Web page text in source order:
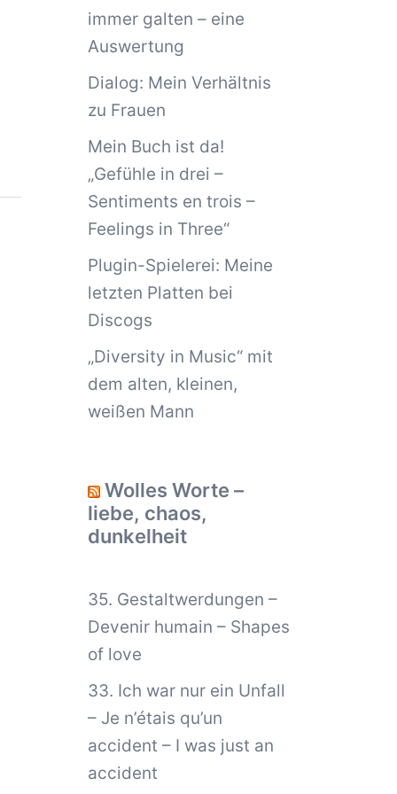
immer galten – eine
Auswertung
Dialog: Mein Verhältnis
zu Frauen
Mein Buch ist da!
„Gefühle in drei –
Sentiments en trois –
Feelings in Three“
Plugin-Spielerei: Meine
letzten Platten bei
Discogs
„Diversity in Music“ mit
dem alten, kleinen,
weißen Mann
Wolles Worte –
liebe, chaos,
dunkelheit
35. Gestaltwerdungen –
Devenir humain – Shapes
of love
33. Ich war nur ein Unfall
– Je n’étais qu’un
accident – I was just an
accident